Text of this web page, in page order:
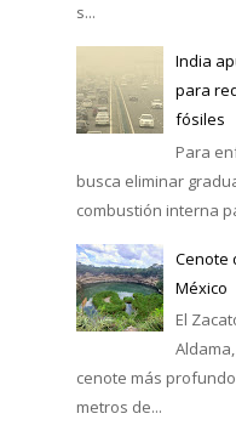
s...
India
para
fósiles
Para
busca eliminar
combustión interna
Cenote
México
El
cenote más
metros de...